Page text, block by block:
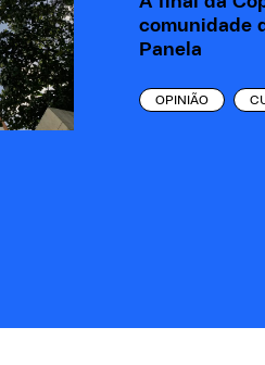
comunidade
Panela
OPINIÃO